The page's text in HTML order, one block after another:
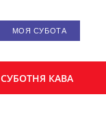
МОЯ СУБОТА
СУБОТНЯ КАВА